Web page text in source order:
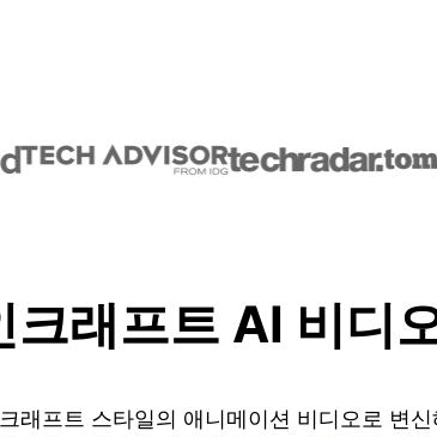
크래프트 AI 비디
래프트 스타일의 애니메이션 비디오로 변